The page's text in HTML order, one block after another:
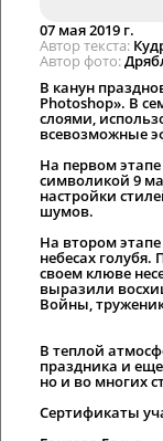
07 мая 2019 г.
Автор текста
Автор фото
В канун
Photoshop». В
слоями,
всевозможные
На первом
символикой 9
настройки
шумов.
На втором
небесах
своем клюве
выразили
Войны,
В теплой
праздника и
но и во многих
Сертификаты